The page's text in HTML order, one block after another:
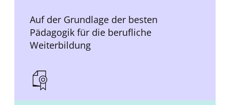
Auf der Grundlage der besten
Pädagogik für die berufliche
Weiterbildung